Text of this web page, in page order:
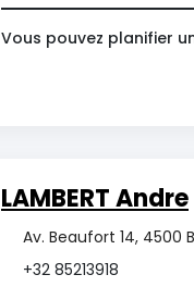
Vous pouvez planifier
LAMBERT Andre
Av. Beaufort 14, 4500
+32 85213918